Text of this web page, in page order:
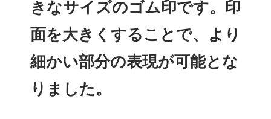
きなサイズのゴム印です。印
面を大きくすることで、より
細かい部分の表現が可能とな
りました。